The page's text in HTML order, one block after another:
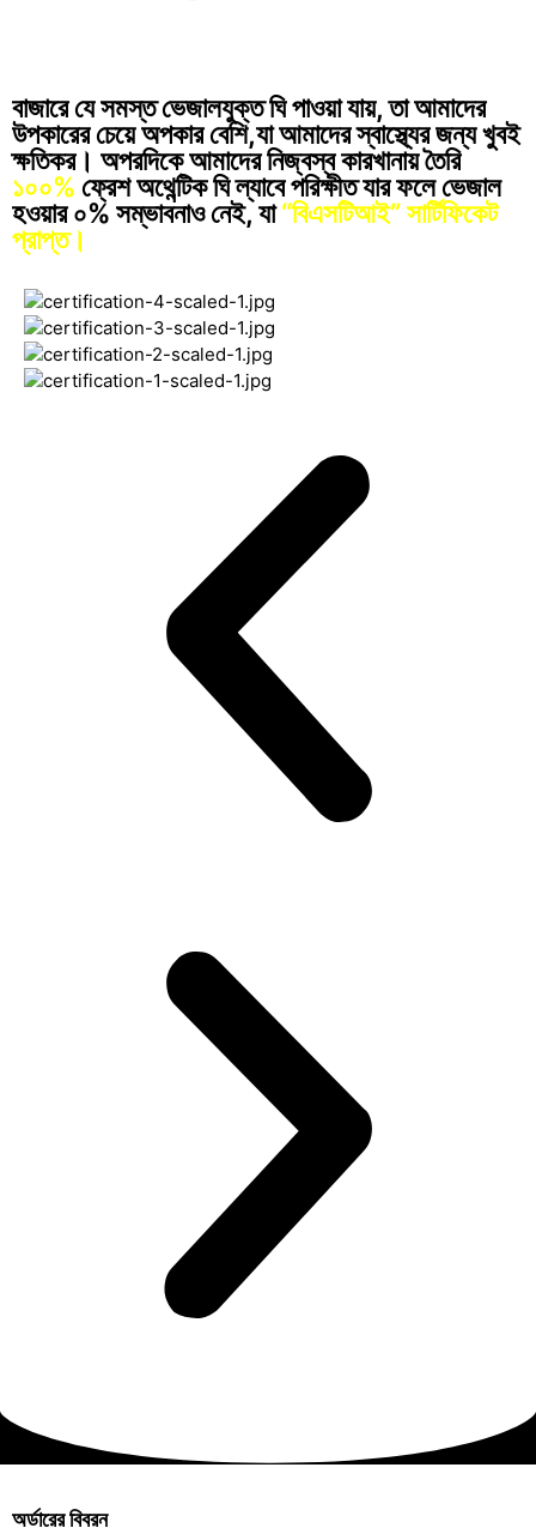
বাজারে যে সমস্ত ভেজালযুক্ত ঘি পাওয়া যায়, তা আমাদের
উপকারের চেয়ে অপকার বেশি,যা আমাদের স্বাস্থ্যের জন্য খুবই
ক্ষতিকর। অপরদিকে আমাদের নিজ্বস্ব কারখানায় তৈরি
১০০% ফ্রেশ অথেন্টিক ঘি ল্যাবে পরিক্ষীত যার ফলে ভেজাল
হওয়ার ০% সম্ভাবনাও নেই, যা“বিএসটিআই” সার্টিফিকেট
প্রাপ্ত।
অর্ডারের বিবরন